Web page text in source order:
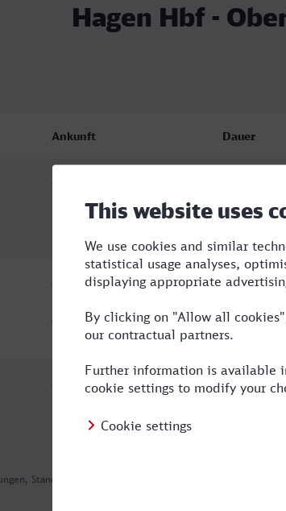
Hagen Hbf -
Stand: 2026-08-09 05:46
Ankunft Dauer
23.08.26
Oberhausen Hbf
1:26
Oberhausen Hbf
1:22